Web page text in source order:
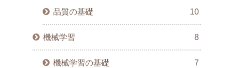
品質の基礎 10
機械学習 8
機械学習の基礎 7